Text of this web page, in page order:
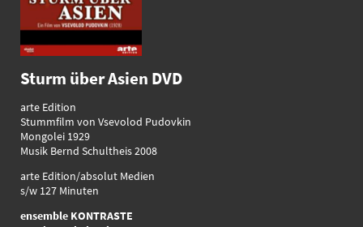
Sturm über Asien DVD
arte Edition
Stummfilm von Vsevolod Pudovkin
Mongolei 1929
Musik Bernd Schultheis 2008
arte Edition/absolut Medien
s/w 127 Minuten
ensemble KONTRASTE